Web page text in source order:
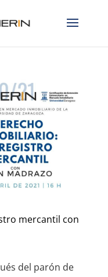
mercantil con
del parón de